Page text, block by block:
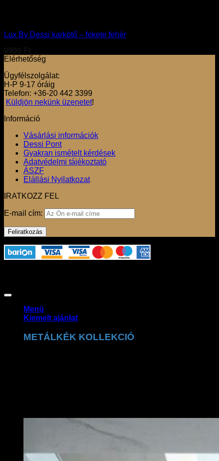
Lux By Dessi karkötő – fekete fehér
Elérhetőség
Ügyfélszolgálat:
H-P 9-17 óráig
Telefon: +36-20 442 3399
Küldjön nekünk üzenetet!
Információ
Vásárlási információk
Dessi Pont
Gyakran ismételt kérdések
Adatvédelmi tájékoztató
ÁSZF
Elállási Nyilatkozat
IRATKOZZ FEL
E-mail cím:
Menü
Kiemelt ajánlat
METÁLKÉK KOLLEKCIÓ